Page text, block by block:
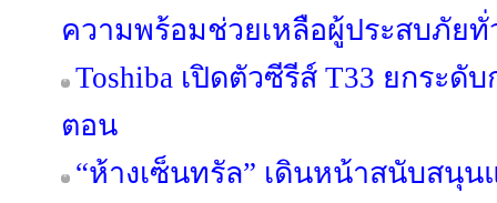
ความพร้อมช่วยเหลือผู้ประสบภัยทั่
Toshiba เปิดตัวซีรีส์ T33 ยกระดั
ตอน
“ห้างเซ็นทรัล” เดินหน้าสนับสนุ